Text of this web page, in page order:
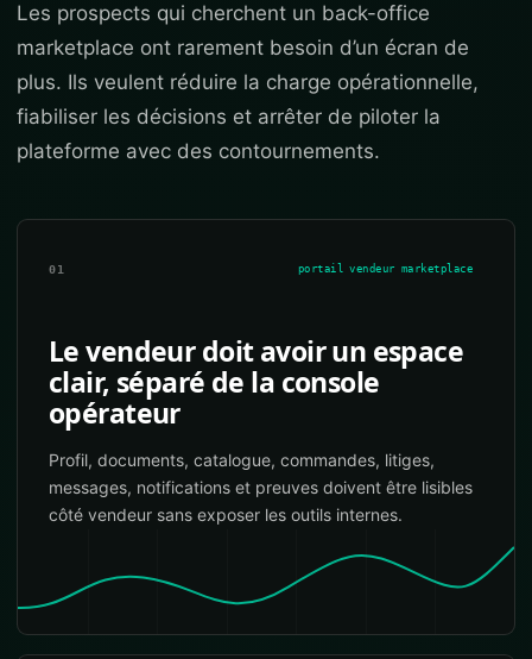
Les prospects qui cherchent un back-office
marketplace ont rarement besoin d’un écran de
plus. Ils veulent réduire la charge opérationnelle,
fiabiliser les décisions et arrêter de piloter la
plateforme avec des contournements.
01 portail vendeur marketplace
Le vendeur doit avoir un espace
clair, séparé de la console
opérateur
Profil, documents, catalogue, commandes, litiges,
messages, notifications et preuves doivent être lisibles
côté vendeur sans exposer les outils internes.